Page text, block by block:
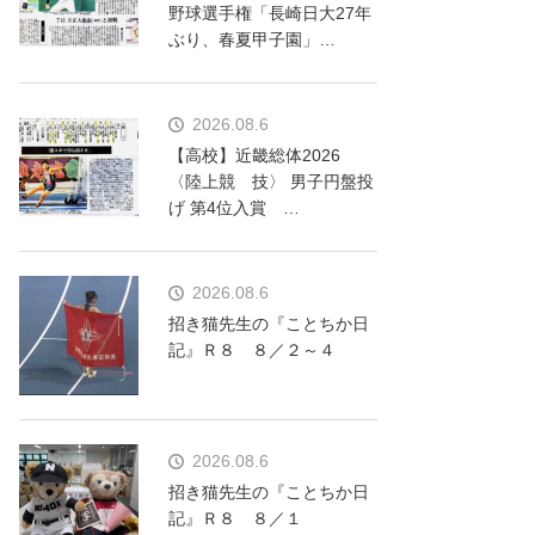
野球選手権「長崎日大27年
ぶり、春夏甲子園」…
2026.08.6
【高校】近畿総体2026
〈陸上競 技〉 男子円盤投
げ 第4位入賞 …
2026.08.6
招き猫先生の『ことちか日
記』Ｒ８ ８／２～４
2026.08.6
招き猫先生の『ことちか日
記』Ｒ８ ８／１